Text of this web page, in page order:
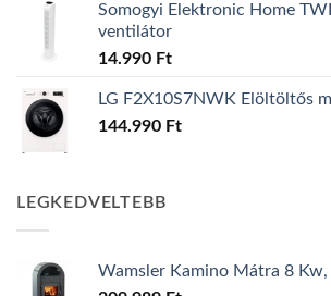
Somogyi Elektronic Home
ventilátor
14.990 Ft
LG F2X10S7NWK Elöltöltős
144.990 Ft
LEGKEDVELTEBB
Wamsler Kamino Mátra 8